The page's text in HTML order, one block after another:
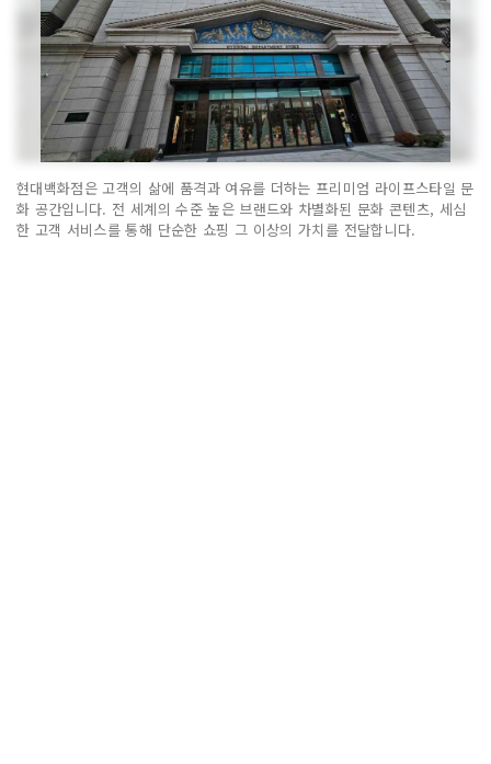
현대백화점은 고객의 삶에 품격과 여유를 더하는 프리미엄 라이프스타일 문
화 공간입니다. 전 세계의 수준 높은 브랜드와 차별화된 문화 콘텐츠, 세심
한 고객 서비스를 통해 단순한 쇼핑 그 이상의 가치를 전달합니다.